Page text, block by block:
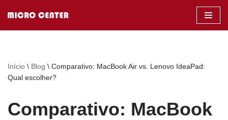
conteúdo
Início \ Blog \ Comparativo: MacBook Air vs. Lenovo IdeaPad:
Qual escolher?
Comparativo: MacBook